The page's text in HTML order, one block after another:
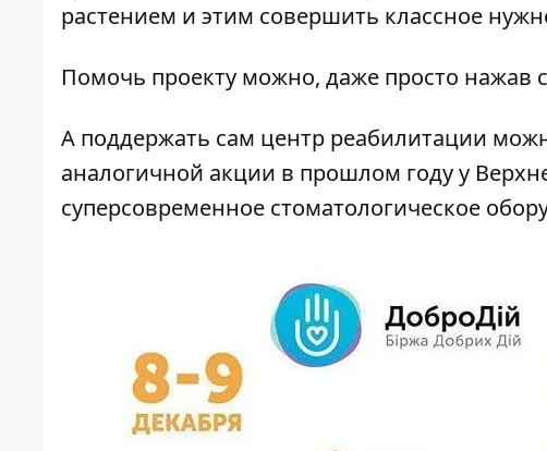
растением и этим совершить классное
Помочь проекту можно, даже просто нажав
А поддержать сам центр реабилитации
аналогичной акции в прошлом году у
суперсовременное стоматологическое